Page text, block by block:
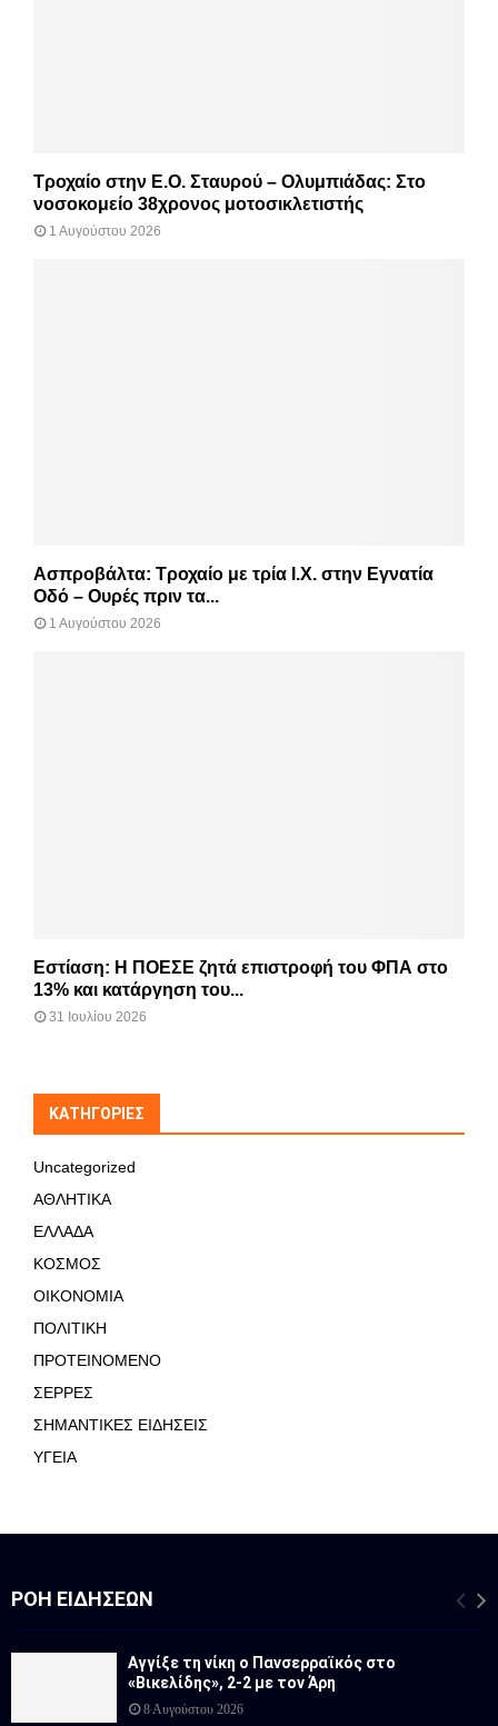
Τροχαίο στην Ε.Ο. Σταυρού – Ολυμπιάδας: Στο
νοσοκομείο 38χρονος μοτοσικλετιστής
1 Αυγούστου 2026
Ασπροβάλτα: Τροχαίο με τρία Ι.Χ. στην Εγνατία
Οδό – Ουρές πριν τα...
1 Αυγούστου 2026
Εστίαση: Η ΠΟΕΣΕ ζητά επιστροφή του ΦΠΑ στο
13% και κατάργηση του...
31 Ιουλίου 2026
KΑΤΗΓΟΡΊΕΣ
Uncategorized
ΑΘΛΗΤΙΚΑ
ΕΛΛΑΔΑ
ΚΟΣΜΟΣ
ΟΙΚΟΝΟΜΙΑ
ΠΟΛΙΤΙΚΗ
ΠΡΟΤΕΙΝΟΜΕΝΟ
ΣΕΡΡΕΣ
ΣΗΜΑΝΤΙΚΕΣ ΕΙΔΗΣΕΙΣ
ΥΓΕΙΑ
ΡΟΉ ΕΙΔΉΣΕΩΝ
Αγγίξε τη νίκη ο Πανσερραϊκός στο
«Βικελίδης», 2-2 με τον Άρη
8 Αυγούστου 2026